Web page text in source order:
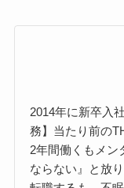
2014年に新卒入
務】当たり前の
2年間働くもメン
ならない』と放